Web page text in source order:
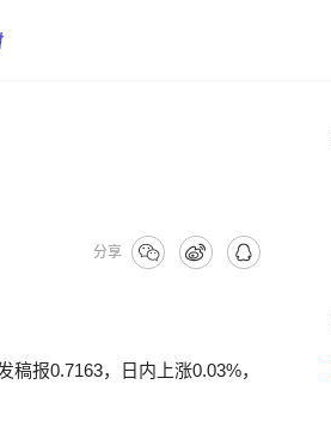
分享
报0.7163，日内上涨0.03%，